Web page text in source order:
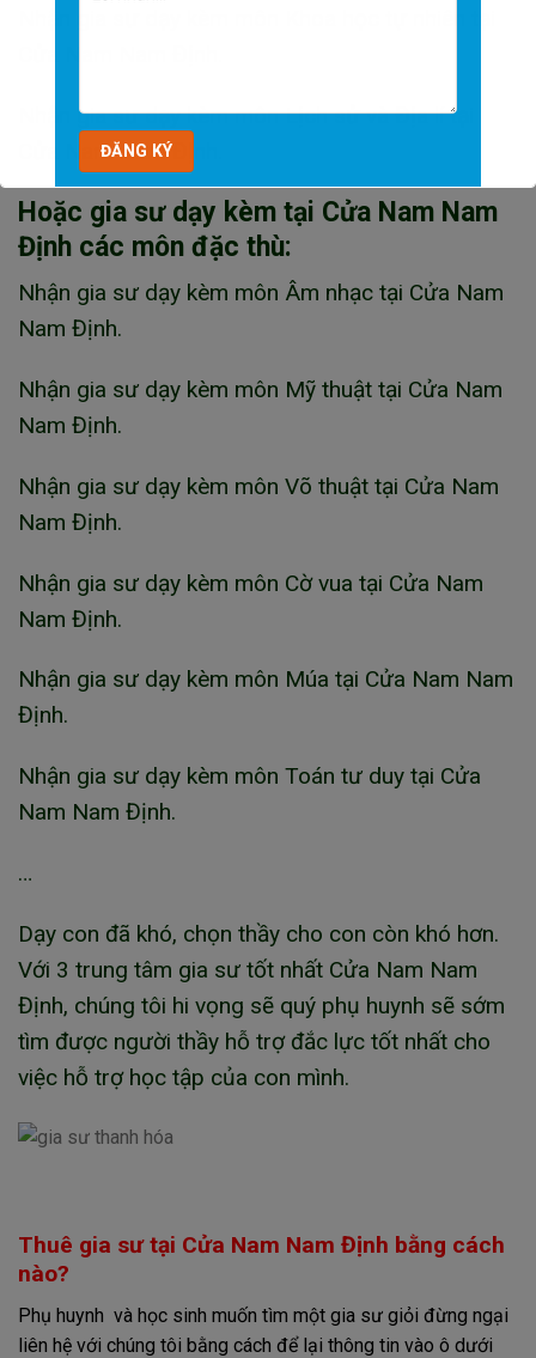
Nhận gia sư dạy kèm môn Lịch sử và Địa lí tại
Cửa Nam Nam Định.
Hoặc gia sư dạy kèm tại Cửa Nam Nam
Định các môn đặc thù:
Nhận gia sư dạy kèm môn Âm nhạc tại Cửa Nam
Nam Định.
Nhận gia sư dạy kèm môn Mỹ thuật tại Cửa Nam
Nam Định.
Nhận gia sư dạy kèm môn Võ thuật tại Cửa Nam
Nam Định.
Nhận gia sư dạy kèm môn Cờ vua tại Cửa Nam
Nam Định.
Nhận gia sư dạy kèm môn Múa tại Cửa Nam Nam
Định.
Nhận gia sư dạy kèm môn Toán tư duy tại Cửa
Nam Nam Định.
…
Dạy con đã khó, chọn thầy cho con còn khó hơn.
Với 3 trung tâm gia sư tốt nhất Cửa Nam Nam
Định, chúng tôi hi vọng sẽ quý phụ huynh sẽ sớm
tìm được người thầy hỗ trợ đắc lực tốt nhất cho
việc hỗ trợ học tập của con mình.
Thuê gia sư tại Cửa Nam Nam Định bằng cách
nào?
Phụ huynh và học sinh muốn tìm một gia sư giỏi đừng ngại
liên hệ với chúng tôi bằng cách để lại thông tin vào ô dưới